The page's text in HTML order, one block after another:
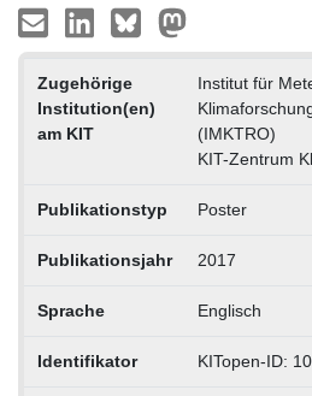
Zugehörige
Institution(en)
am KIT
Institut für
(IMKTRO)
KIT-Zentrum
Publikationstyp Poster
Publikationsjahr 2017
Sprache Englisch
Identifikator KITopen-ID: